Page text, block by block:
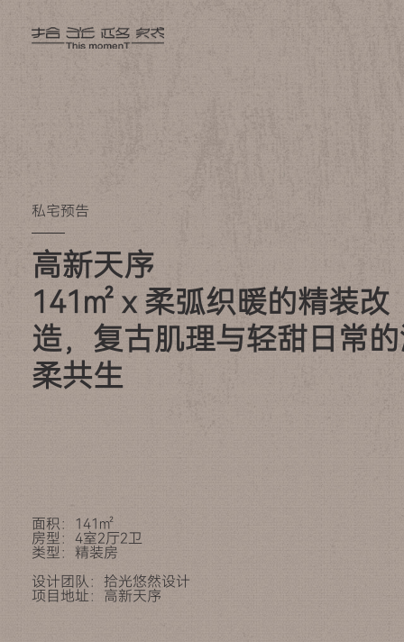
私宅预告
高新天序
141㎡ x 柔弧织暖的精装改
造，复古肌理与轻甜日常
面积：141㎡
房型：4室2厅2卫
类型：精装房
设计团队：拾光悠然设计
项目地址：高新天序